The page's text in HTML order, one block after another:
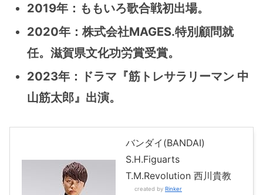
2019年：ももいろ歌合戦初出場。
2020年：株式会社MAGES.特別顧問就
任。滋賀県文化功労賞受賞。
2023年：ドラマ『筋トレサラリーマン 中
山筋太郎』出演。
バンダイ(BANDAI)
S.H.Figuarts
T.M.Revolution 西川貴教
created by Rinker